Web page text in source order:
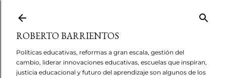
ROBERTO BARRIENTOS
Políticas educativas, reformas a gran escala, gestión del
cambio, liderar innovaciones educativas, escuelas que inspiran,
justicia educacional y futuro del aprendizaje son algunos de los